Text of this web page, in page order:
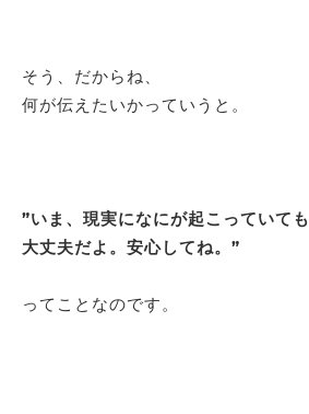
そう、だからね、
何が伝えたいかっていうと。
”いま、現実になにが起こっていても
大丈夫だよ。安心してね。”
ってことなのです。